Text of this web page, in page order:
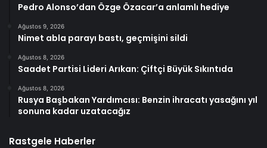
Pedro Alonso’dan Özge Özacar’a anlamlı hediye
Ağustos 9, 2026
Nimet abla parayı bastı, geçmişini sildi
Ağustos 8, 2026
Saadet Partisi Lideri Arıkan: Çiftçi Büyük Sıkıntıda
Ağustos 8, 2026
Rusya Başbakan Yardımcısı: Benzin ihracatı yasağını yıl
sonuna kadar uzatacağız
Rastgele Haberler